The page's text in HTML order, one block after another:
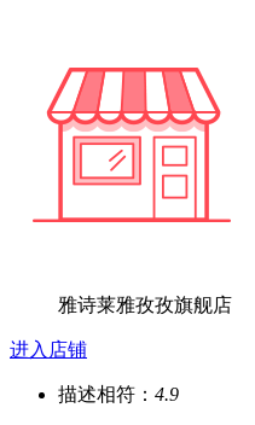
雅诗莱雅孜孜旗舰店
进入店铺
描述相符： 4.9